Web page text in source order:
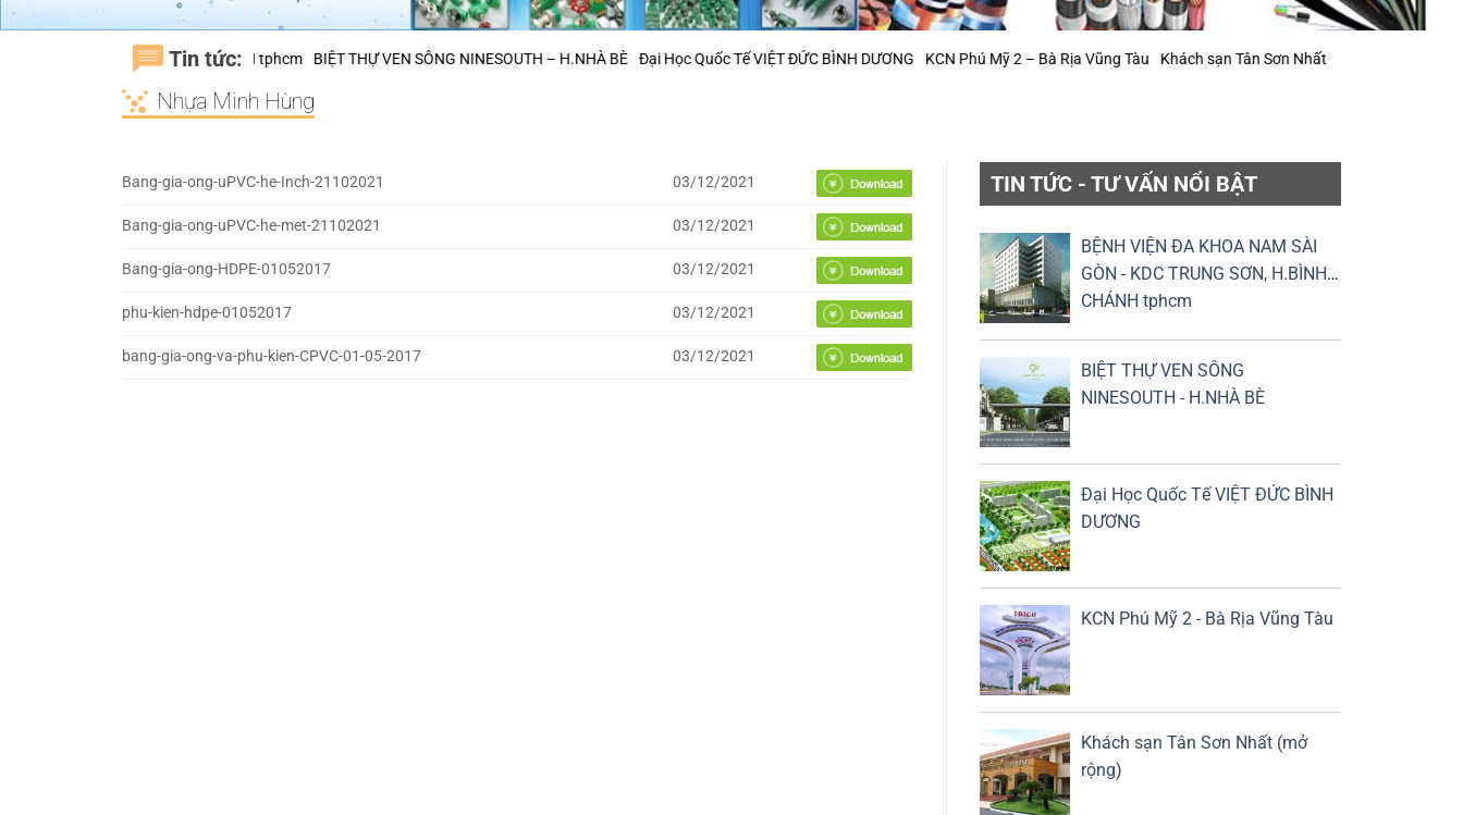
Tin tức:
SƠN, H.BÌNH CHÁNH tphcm BIỆT THỰ VEN SÔNG NINESOUTH – H.NHÀ BÈ Đại Học Quốc Tế VIỆT ĐỨC BÌNH DƯƠNG KCN Phú Mỹ 2 – Bà Rịa Vũng Tàu Khách sạn Tân Sơn Nhất (mở rộng)
Nhựa Minh Hùng
Bang-gia-ong-uPVC-he-Inch-21102021 03/12/2021
Bang-gia-ong-uPVC-he-met-21102021 03/12/2021
Bang-gia-ong-HDPE-01052017 03/12/2021
phu-kien-hdpe-01052017 03/12/2021
bang-gia-ong-va-phu-kien-CPVC-01-05-2017 03/12/2021
TIN TỨC - TƯ VẤN NỔI BẬT
BỆNH VIỆN ĐA KHOA NAM SÀI
GÒN - KDC TRUNG SƠN, H.BÌNH
CHÁNH tphcm
BIỆT THỰ VEN SÔNG
NINESOUTH - H.NHÀ BÈ
Đại Học Quốc Tế VIỆT ĐỨC BÌNH
DƯƠNG
KCN Phú Mỹ 2 - Bà Rịa Vũng Tàu
Khách sạn Tân Sơn Nhất (mở
rộng)